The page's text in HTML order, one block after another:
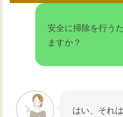
安全に掃除を行う
ますか？
はい、それ